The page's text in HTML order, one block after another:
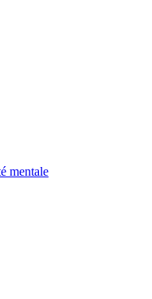
mentale